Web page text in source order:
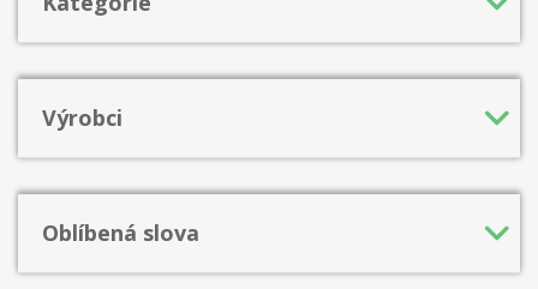
Výrobci
Oblíbená slova